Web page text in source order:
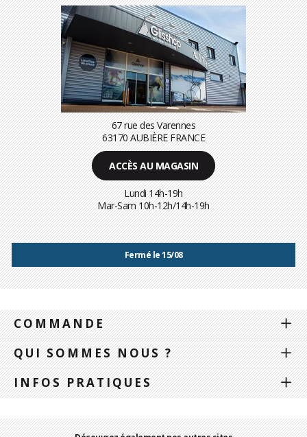
67 rue des Varennes
63170 AUBIÈRE FRANCE
ACCÈS AU MAGASIN
Lundi 14h-19h
Mar-Sam 10h-12h/14h-19h
Fermé le 15/08
COMMANDE
QUI SOMMES NOUS ?
INFOS PRATIQUES